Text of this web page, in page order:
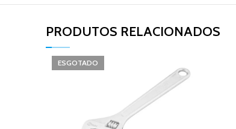
PRODUTOS RELACIONADOS​
ESGOTADO